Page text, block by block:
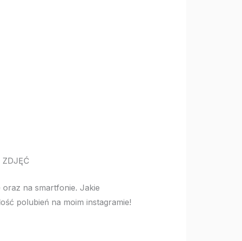
na smartfonie. Jakie
polubień na moim instagramie!